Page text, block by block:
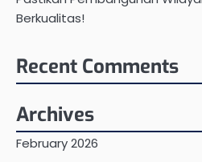
Berkualitas!
Recent Comments
Archives
February 2026